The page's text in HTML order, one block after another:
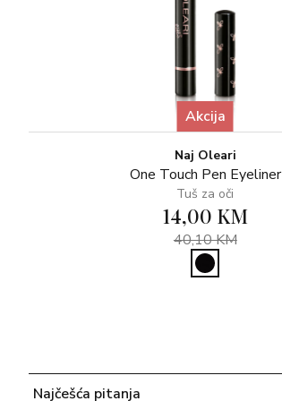
Akcija
Naj Oleari
One Touch Pen Eyeliner
Tuš za oči
14,00 KM
40,10 KM
Najčešća pitanja